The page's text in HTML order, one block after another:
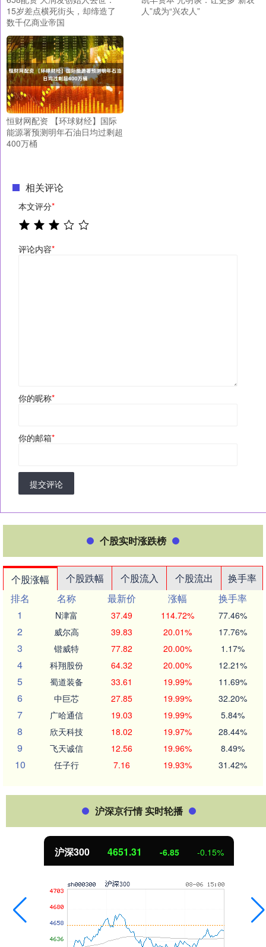
15岁差点横死街头，却缔造了
数千亿商业帝国
人”成为“兴农人”
恒财网配资 【环球财经】国际
能源署预测明年石油日均过剩超
400万桶
相关评论
本文评分*
评论内容*
你的昵称*
你的邮箱*
提交评论
个股实时涨跌榜
个股涨幅 个股跌幅 个股流入 个股流出
换手率
排名
名称 最新价 涨幅
换手率
1
N津富 37.49 114.72% 77.46%
2 威尔高 39.83 20.01% 17.76%
3 锴威特 77.82 20.00% 1.17%
4 科翔股份 64.32 20.00% 12.21%
5 蜀道装备 33.61 19.99% 11.69%
6 中巨芯 27.85 19.99% 32.20%
7 广哈通信 19.03 19.99% 5.84%
8 欣天科技 18.02 19.97% 28.44%
9 飞天诚信 12.56 19.96% 8.49%
10 任子行 7.16 19.93% 31.42%
沪深京行情 实时轮播
北证50 1122.88 3.42 0.30%